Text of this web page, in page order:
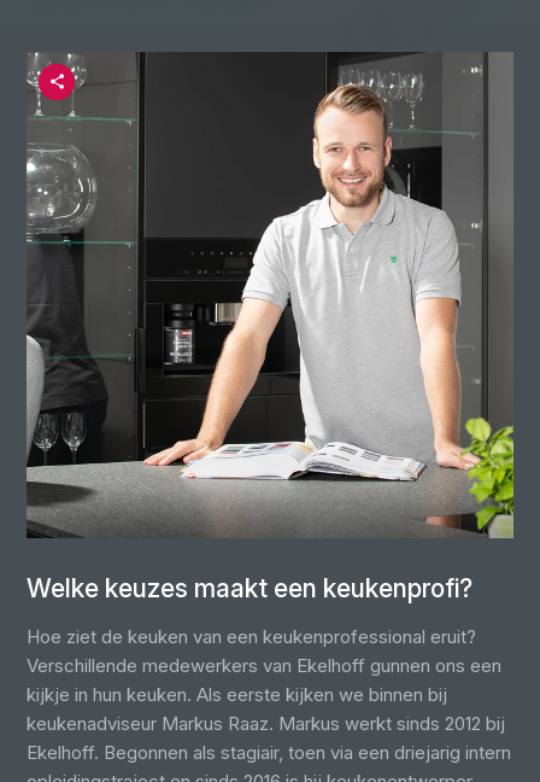
Welke keuzes maakt een keukenprofi?
Hoe ziet de keuken van een keukenprofessional eruit?
Verschillende medewerkers van Ekelhoff gunnen ons een
kijkje in hun keuken. Als eerste kijken we binnen bij
keukenadviseur Markus Raaz. Markus werkt sinds 2012 bij
Ekelhoff. Begonnen als stagiair, toen via een driejarig intern